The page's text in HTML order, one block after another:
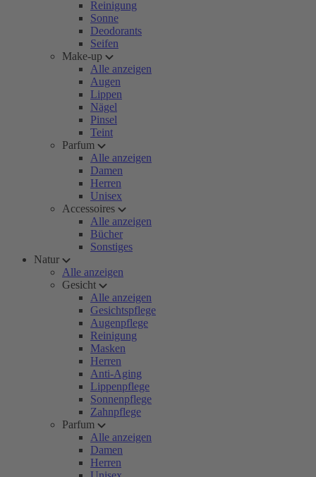
Reinigung
Sonne
Deodorants
Seifen
Make-up
Alle anzeigen
Augen
Lippen
Nägel
Pinsel
Teint
Parfum
Alle anzeigen
Damen
Herren
Unisex
Accessoires
Alle anzeigen
Bücher
Sonstiges
Natur
Alle anzeigen
Gesicht
Alle anzeigen
Gesichtspflege
Augenpflege
Reinigung
Masken
Herren
Anti-Aging
Lippenpflege
Sonnenpflege
Zahnpflege
Parfum
Alle anzeigen
Damen
Herren